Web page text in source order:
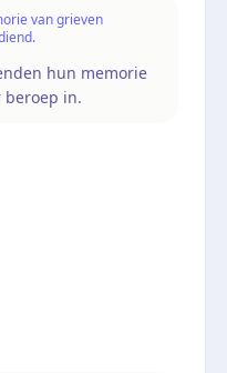
van grieven
hun memorie
beroep in.